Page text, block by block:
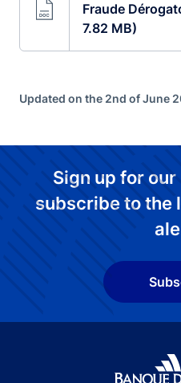
Fraude
7.82 MB)
Updated on the 2nd of June
Sign up for
subscribe to the